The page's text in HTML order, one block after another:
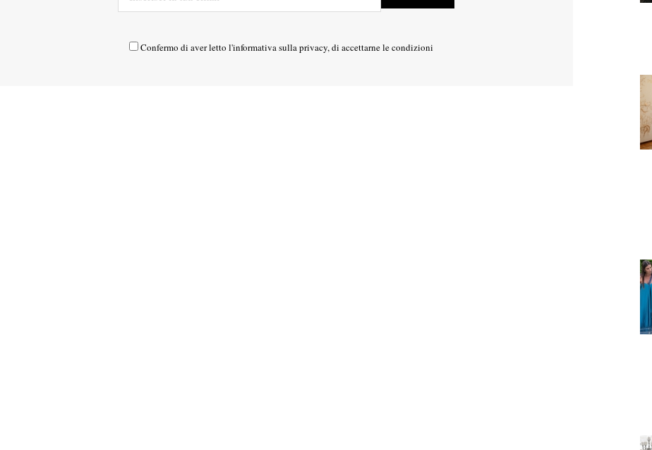
Confermo di aver letto l'informativa sulla privacy, di accettarne le condizioni